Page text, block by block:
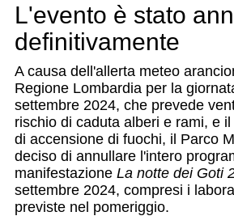
L'evento è stato
definitivamente
A causa dell'allerta meteo
Regione Lombardia per la
settembre 2024, che prevede
rischio di caduta alberi e rami, e
di accensione di fuochi, il Parco
deciso di annullare l'intero
manifestazione La notte dei Goti
settembre 2024, compresi i
previste nel pomeriggio.